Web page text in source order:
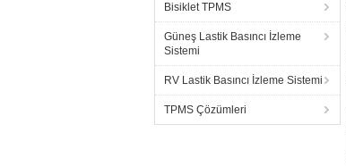
Bisiklet TPMS
Güneş Lastik Basıncı İzleme
Sistemi
RV Lastik Basıncı İzleme Sistemi
TPMS Çözümleri